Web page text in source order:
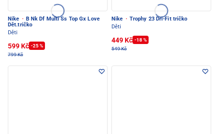
Nike · B Nk Df Multi Ss Top Gx Love
Dět.tričko
Děti
599 Kč -25 %
799 Kč
Nike · Trophy 23 Dri-Fit tričko
Děti
449 Kč -18 %
549 Kč